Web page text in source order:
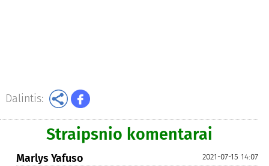
Dalintis:
Straipsnio komentarai
2021-07-15 14:07
Marlys Yafuso